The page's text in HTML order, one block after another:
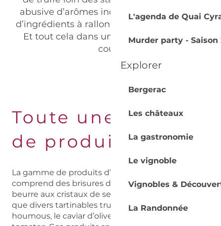
L'agenda de Quai
Murder party - Saison
Explorer
Bergerac
Les châteaux
La gastronomie
Le vignoble
Vignobles &
La Randonnée
abusive d’arômes industriels et des listes
d’ingrédients à rallonge, souligne Geoffroy.
Et tout cela dans une logique de circuit
court.
Toute une gamme
de produits
La gamme de produits d’Aubertie Truffe
comprend des brisures de truffes noires, du
beurre aux cristaux de sel à la truffe noire, ainsi
que divers tartinables truffés tels que le
houmous, le caviar d’olives et les délices de